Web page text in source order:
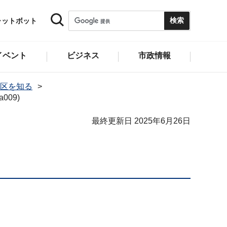
トボット
ント ビジネス 市政情報
を知る
最終更新日 2025年6月26日